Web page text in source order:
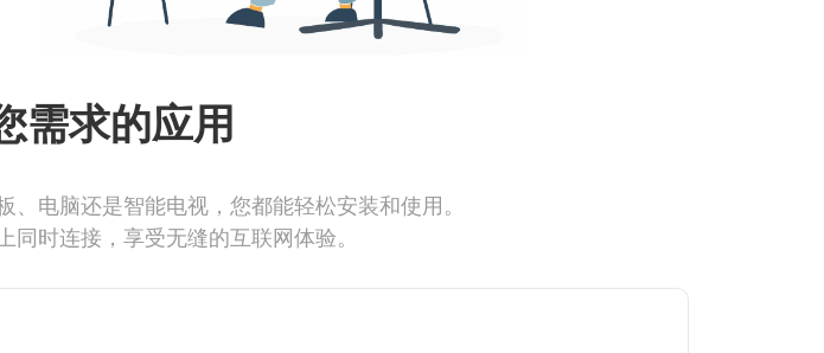
需求的应用
电脑还是智能电视，您都能轻松安装和使用。
时连接，享受无缝的互联网体验。